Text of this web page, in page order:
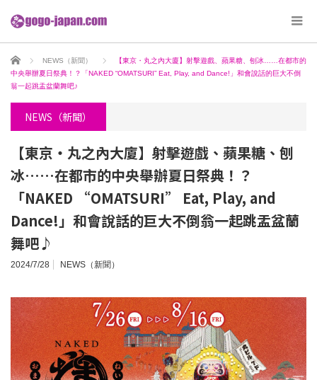
ホーム NEWS（新聞）
【東京・丸之內大廈】射擊遊戲、蘋果糖、刨冰……在都市的
中央舉辦夏日祭典！？「NAKED “OMATSURI” Eat, Play, and Dance!」和會說話的巨大不倒
翁一起跳盂盆蘭舞吧♪
NEWS（新聞）
【東京・丸之內大廈】射擊遊戲、蘋果糖、刨
冰……在都市的中央舉辦夏日祭典！？
「NAKED “OMATSURI” Eat, Play, and
Dance!」和會說話的巨大不倒翁一起跳盂盆蘭
舞吧♪
2024/7/28 NEWS（新聞）